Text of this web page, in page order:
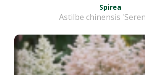
Spirea
Astilbe chinensis